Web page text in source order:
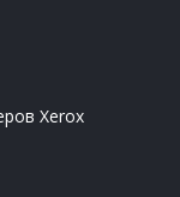
Xerox